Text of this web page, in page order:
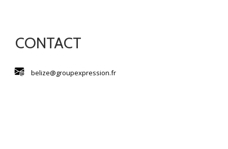
CONTACT
belize@groupexpression.fr